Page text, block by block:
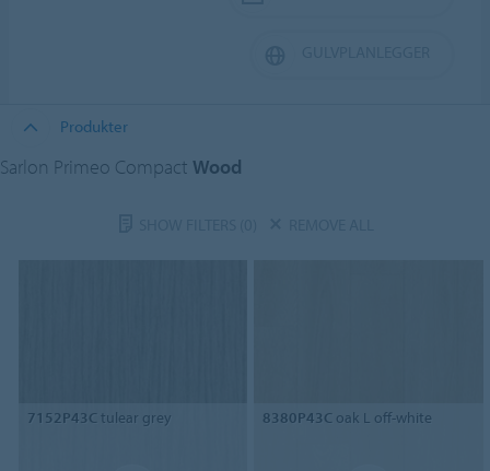
Produkter
Sarlon Primeo Compact Wood
7152P43C tulear grey 8380P43C oak L off-white